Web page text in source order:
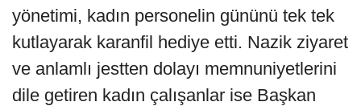
yönetimi, kadın personelin gününü tek tek
kutlayarak karanfil hediye etti. Nazik ziyaret
ve anlamlı jestten dolayı memnuniyetlerini
dile getiren kadın çalışanlar ise Başkan